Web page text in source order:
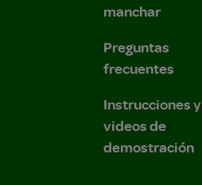
manchar
Preguntas
frecuentes
Instrucciones y
videos de
demostración